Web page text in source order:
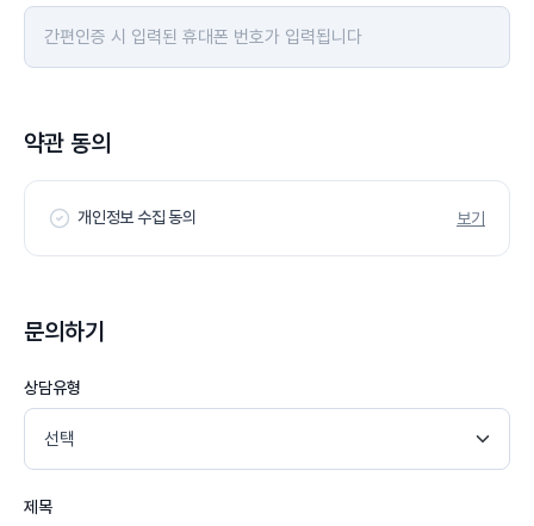
약관 동의
개인정보 수집 동의 보기
문의하기
상담유형
제목